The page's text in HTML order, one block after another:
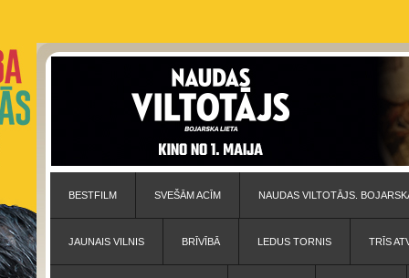
BESTFILM SVEŠĀM ACĪM NAUDAS VILTOTĀJS.
JAUNAIS VILNIS BRĪVĪBĀ LEDUS TORNIS TRĪS